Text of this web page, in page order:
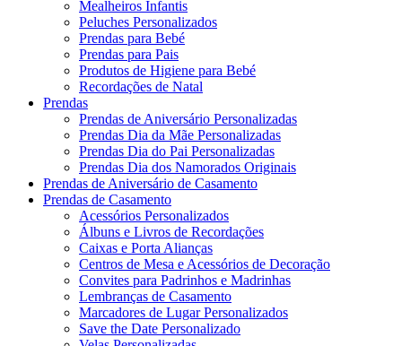
Mealheiros Infantis
Peluches Personalizados
Prendas para Bebé
Prendas para Pais
Produtos de Higiene para Bebé
Recordações de Natal
Prendas
Prendas de Aniversário Personalizadas
Prendas Dia da Mãe Personalizadas
Prendas Dia do Pai Personalizadas
Prendas Dia dos Namorados Originais
Prendas de Aniversário de Casamento
Prendas de Casamento
Acessórios Personalizados
Álbuns e Livros de Recordações
Caixas e Porta Alianças
Centros de Mesa e Acessórios de Decoração
Convites para Padrinhos e Madrinhas
Lembranças de Casamento
Marcadores de Lugar Personalizados
Save the Date Personalizado